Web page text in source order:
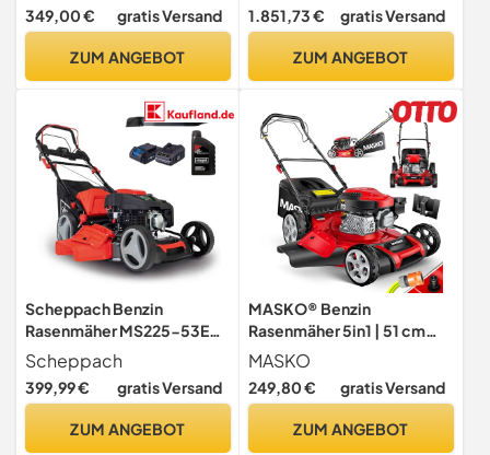
Schnitthöhenverstellung –
349,00 € gratis Versand
ZUM ANGEBOT
Rasenflächen bis 1.500 m²
1.851,73 € gratis Versand
ZUM ANGEBOT
Scheppach Benzin
Rasenmäher MS225-53E
mit E-Start | Radantrieb |
6PS | 53 cm Schnittbreite |
7-fache Höhenverstellung |
Mulchfunktion |
Scheppach
399,99 € gratis Versand
ZUM ANGEBOT
MASKO® Benzin
Rasenmäher 5in1 | 51 cm
Schnittbreite | 8- fache
Schnitthöhenverstellung | 4
Takt OHV Motor 6,0 PS | 65
Kit, Seitenauswurf
MASKO
249,80 € gratis Versand
ZUM ANGEBOT